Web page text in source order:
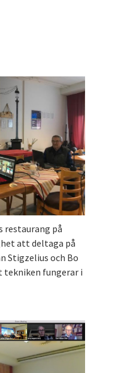
restaurang på
att deltaga på
Stigzelius och Bo
tekniken fungerar i